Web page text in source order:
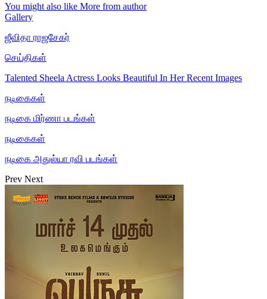
You might also like More from author
Gallery
ஜீவிதா ராஜசேகர்
செய்திகள்
Talented Sheela Actress Looks Beautiful In Her Recent Images
நடிகைகள்
நடிகை மிர்ணா படங்கள்
நடிகைகள்
நடிகை அதுல்யா ரவி படங்கள்
Prev Next